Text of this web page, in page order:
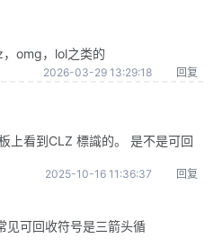
omg，lol之类的
2026-03-29 13:29:18 回复
上看到CLZ 標識的。 是不是可回
2025-10-16 11:36:37 回复
见可回收符号是三箭头循